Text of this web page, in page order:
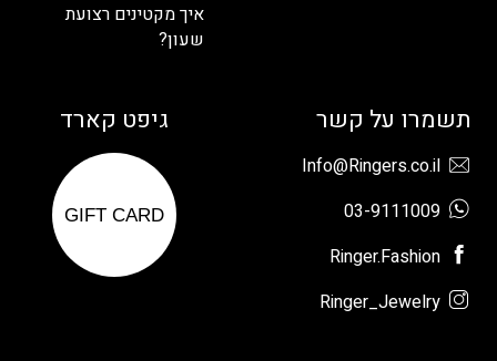
איך מקטינים רצועת
שעון?
תשמרו על קשר
Info@Ringers.co.il
03-9111009
Ringer.Fashion
Ringer_Jewelry
גיפט קארד
GIFT CARD